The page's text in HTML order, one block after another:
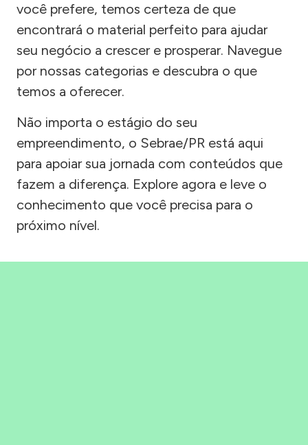
você prefere, temos certeza de que
encontrará o material perfeito para ajudar
seu negócio a crescer e prosperar. Navegue
por nossas categorias e descubra o que
temos a oferecer.
Não importa o estágio do seu
empreendimento, o Sebrae/PR está aqui
para apoiar sua jornada com conteúdos que
fazem a diferença. Explore agora e leve o
conhecimento que você precisa para o
próximo nível.